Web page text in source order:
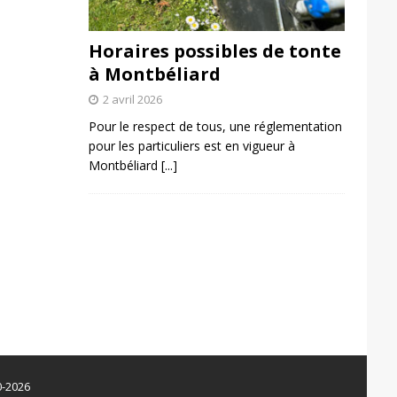
Horaires possibles de tonte
à Montbéliard
2 avril 2026
Pour le respect de tous, une réglementation
pour les particuliers est en vigueur à
Montbéliard [...]
2026